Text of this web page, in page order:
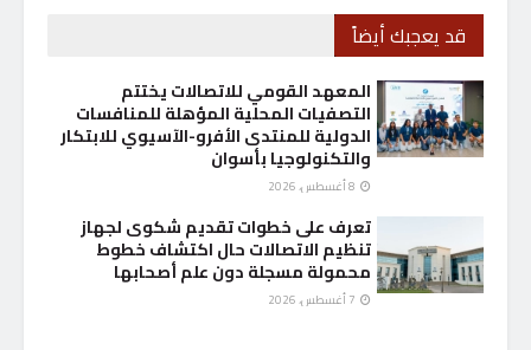
قد يعجبك أيضاً
المعهد القومي للاتصالات يختتم
التصفيات المحلية المؤهلة للمنافسات
الدولية للمنتدى الأفرو-الآسيوي للابتكار
والتكنولوجيا بأسوان
تعرف على خطوات تقديم شكوى لجهاز
تنظيم الاتصالات حال اكتشاف خطوط
محمولة مسجلة دون علم أصحابها